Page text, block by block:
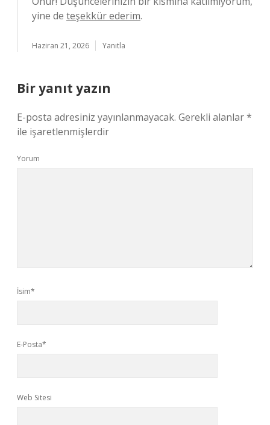
yine de teşekkür ederim.
Haziran 21, 2026 Yanıtla
Bir yanıt yazın
E-posta adresiniz yayınlanmayacak. Gerekli alanlar*
ile işaretlenmişlerdir
Yorum
İsim*
E-Posta*
Web Sitesi